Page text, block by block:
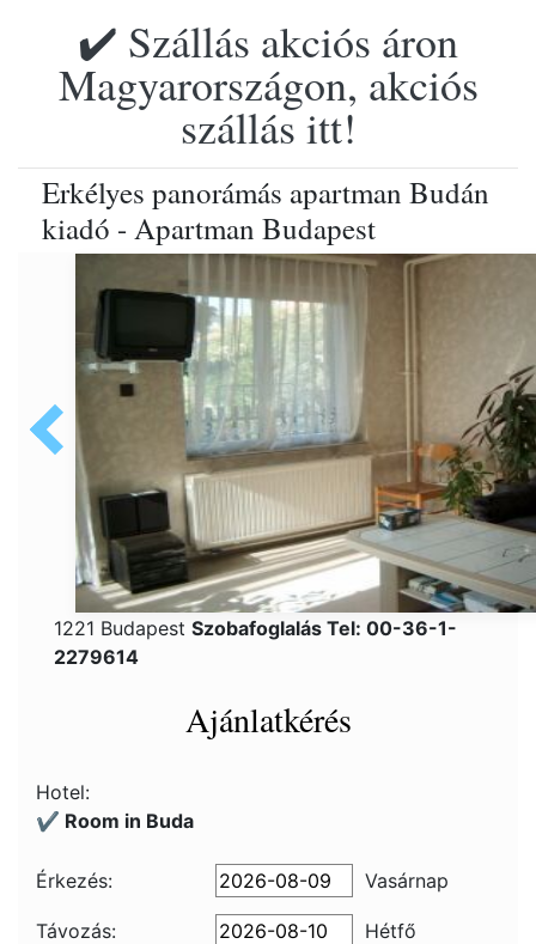
✔️ Szállás akciós áron
Magyarországon, akciós
szállás itt!
Erkélyes panorámás apartman Budán
kiadó - Apartman Budapest
1221 Budapest Szobafoglalás Tel: 00-36-1-
2279614
Ajánlatkérés
Hotel:
✔️ Room in Buda
Érkezés: Vasárnap
Távozás:
Hétfő